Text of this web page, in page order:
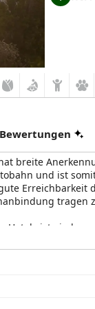
breite
und ist
Erreichbarkeit
tragen
Hotels ist ein
und die
feststellten.
manchmal in